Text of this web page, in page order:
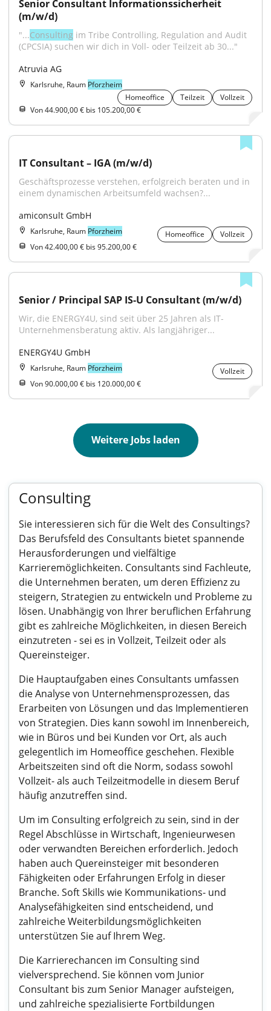
Senior Consultant Informationssicherheit
(m/w/d)
"...Consulting im Tribe Controlling, Regulation and Audit
(CPCSIA) suchen wir dich in Voll- oder Teilzeit ab 30..."
Atruvia AG
Karlsruhe, Raum Pforzheim
Homeoffice
Teilzeit
Vollzeit
Von 44.900,00 € bis 105.200,00 €
IT Consultant – IGA (m/w/d)
Geschäftsprozesse verstehen, erfolgreich beraten und in
einem dynamischen Arbeitsumfeld wachsen?...
amiconsult GmbH
Karlsruhe, Raum Pforzheim Homeoffice
Vollzeit
Von 42.400,00 € bis 95.200,00 €
Senior / Principal SAP IS-U Consultant (m/w/d)
Wir, die ENERGY4U, sind seit über 25 Jahren als IT-
Unternehmensberatung aktiv. Als langjähriger...
ENERGY4U GmbH
Karlsruhe, Raum Pforzheim
Vollzeit
Von 90.000,00 € bis 120.000,00 €
Weitere Jobs laden
Consulting
Sie interessieren sich für die Welt des Consultings?
Das Berufsfeld des Consultants bietet spannende
Herausforderungen und vielfältige
Karrieremöglichkeiten. Consultants sind Fachleute,
die Unternehmen beraten, um deren Effizienz zu
steigern, Strategien zu entwickeln und Probleme zu
lösen. Unabhängig von Ihrer beruflichen Erfahrung
gibt es zahlreiche Möglichkeiten, in diesen Bereich
einzutreten - sei es in Vollzeit, Teilzeit oder als
Quereinsteiger.
Die Hauptaufgaben eines Consultants umfassen
die Analyse von Unternehmensprozessen, das
Erarbeiten von Lösungen und das Implementieren
von Strategien. Dies kann sowohl im Innenbereich,
wie in Büros und bei Kunden vor Ort, als auch
gelegentlich im Homeoffice geschehen. Flexible
Arbeitszeiten sind oft die Norm, sodass sowohl
Vollzeit- als auch Teilzeitmodelle in diesem Beruf
häufig anzutreffen sind.
Um im Consulting erfolgreich zu sein, sind in der
Regel Abschlüsse in Wirtschaft, Ingenieurwesen
oder verwandten Bereichen erforderlich. Jedoch
haben auch Quereinsteiger mit besonderen
Fähigkeiten oder Erfahrungen Erfolg in dieser
Branche. Soft Skills wie Kommunikations- und
Analysefähigkeiten sind entscheidend, und
zahlreiche Weiterbildungsmöglichkeiten
unterstützen Sie auf Ihrem Weg.
Die Karrierechancen im Consulting sind
vielversprechend. Sie können vom Junior
Consultant bis zum Senior Manager aufsteigen,
und zahlreiche spezialisierte Fortbildungen